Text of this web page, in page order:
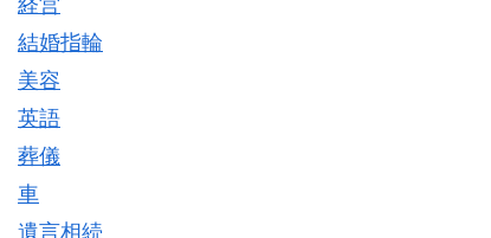
結婚指輪
美容
英語
葬儀
車
遺言相続